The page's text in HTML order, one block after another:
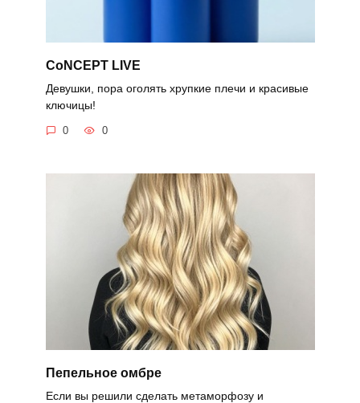
CoNCEPT LIVE
Девушки, пора оголять хрупкие плечи и красивые
ключицы!
0 0
Пепельное омбре
Если вы решили сделать метаморфозу и